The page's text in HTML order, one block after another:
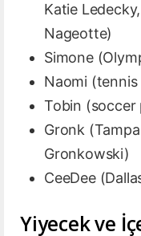
Katie
Nageotte)
Simone
Naomi (tennis
Tobin (soccer
Gronk
Gronkowski)
CeeDee
Yiyecek ve